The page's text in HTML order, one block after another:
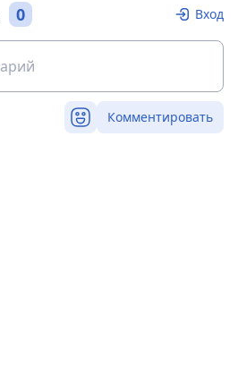
0 Вход
Комментировать